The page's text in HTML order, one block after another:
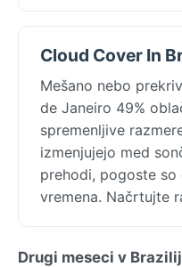
Cloud Cover In
Mešano nebo
de Janeiro 49%
spremenljive
izmenjujejo med
prehodi, pogoste so
vremena. Načrtujte
Drugi meseci v